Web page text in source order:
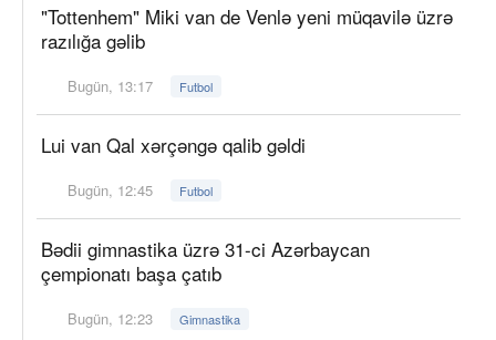
"Tottenhem" Miki van de Venlə yeni müqavilə üzrə
razılığa gəlib
Bugün, 13:17 Futbol
Lui van Qal xərçəngə qalib gəldi
Bugün, 12:45 Futbol
Bədii gimnastika üzrə 31-ci Azərbaycan
çempionatı başa çatıb
Bugün, 12:23 Gimnastika